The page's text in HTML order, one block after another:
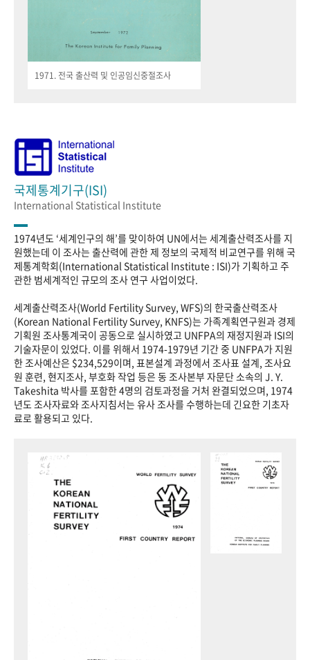
1971. 전국 출산력 및 인공임신중절조사
국제통계기구(ISI)
International Statistical Institute
1974년도 ‘세계인구의 해’를 맞이하여 UN에서는 세계출산력조사를 지
원했는데 이 조사는 출산력에 관한 제 정보의 국제적 비교연구를 위해 국
제통계학회(International Statistical Institute : ISI)가 기획하고 주
관한 범세계적인 규모의 조사 연구 사업이었다.
세계출산력조사(World Fertility Survey, WFS)의 한국출산력조사
(Korean National Fertility Survey, KNFS)는 가족계획연구원과 경제
기획원 조사통계국이 공동으로 실시하였고 UNFPA의 재정지원과 ISI의
기술자문이 있었다. 이를 위해서 1974-1979년 기간 중 UNFPA가 지원
한 조사예산은 $234,529이며, 표본설계 과정에서 조사표 설계, 조사요
원 훈련, 현지조사, 부호화 작업 등은 동 조사본부 자문단 소속의 J. Y.
Takeshita 박사를 포함한 4명의 검토과정을 거처 완결되었으며, 1974
년도 조사자료와 조사지침서는 유사 조사를 수행하는데 긴요한 기초자
료로 활용되고 있다.